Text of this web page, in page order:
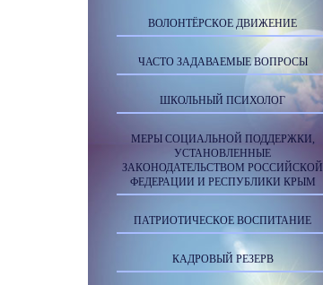
ВОЛОНТЁРСКОЕ ДВИЖЕНИЕ
ЧАСТО ЗАДАВАЕМЫЕ ВОПРОСЫ
ШКОЛЬНЫЙ ПСИХОЛОГ
МЕРЫ СОЦИАЛЬНОЙ ПОДДЕРЖКИ,
УСТАНОВЛЕННЫЕ
ЗАКОНОДАТЕЛЬСТВОМ РОССИЙСКОЙ
ФЕДЕРАЦИИ И РЕСПУБЛИКИ КРЫМ
ПАТРИОТИЧЕСКОЕ ВОСПИТАНИЕ
КАДРОВЫЙ РЕЗЕРВ